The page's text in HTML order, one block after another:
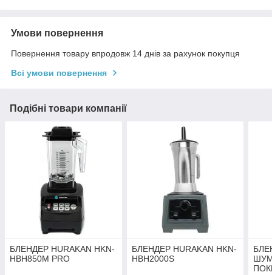
Умови повернення
Повернення товару впродовж 14 днів за рахунок покупця
Всі умови повернення
Подібні товари компанії
БЛЕНДЕР HURAKAN HKN-
HBH850M PRO
БЛЕНДЕР HURAKAN HKN-
HBH2000S